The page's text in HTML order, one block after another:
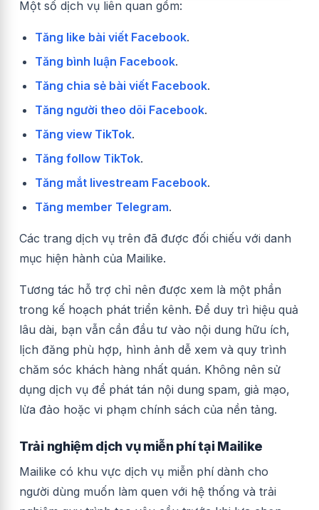
Một số dịch vụ liên quan gồm:
Tăng like bài viết Facebook.
Tăng bình luận Facebook.
Tăng chia sẻ bài viết Facebook.
Tăng người theo dõi Facebook.
Tăng view TikTok.
Tăng follow TikTok.
Tăng mắt livestream Facebook.
Tăng member Telegram.
Các trang dịch vụ trên đã được đối chiếu với danh
mục hiện hành của Mailike.
Tương tác hỗ trợ chỉ nên được xem là một phần
trong kế hoạch phát triển kênh. Để duy trì hiệu quả
lâu dài, bạn vẫn cần đầu tư vào nội dung hữu ích,
lịch đăng phù hợp, hình ảnh dễ xem và quy trình
chăm sóc khách hàng nhất quán. Không nên sử
dụng dịch vụ để phát tán nội dung spam, giả mạo,
lừa đảo hoặc vi phạm chính sách của nền tảng.
Trải nghiệm dịch vụ miễn phí tại Mailike
Mailike có khu vực dịch vụ miễn phí dành cho
người dùng muốn làm quen với hệ thống và trải